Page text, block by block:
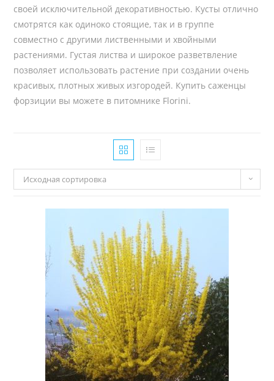
своей исключительной декоративностью. Кусты отлично
смотрятся как одиноко стоящие, так и в группе
совместно с другими лиственными и хвойными
растениями. Густая листва и широкое разветвление
позволяет использовать растение при создании очень
красивых, плотных живых изгородей. Купить саженцы
форзиции вы можете в питомнике Florini.
Исходная сортировка